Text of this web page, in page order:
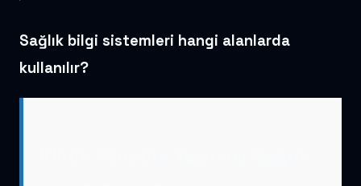
Sağlık bilgi sistemleri hangi alanlarda
kullanılır?